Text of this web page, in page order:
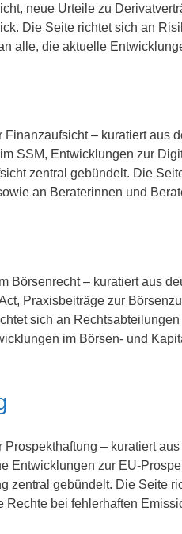
neue Urteile zu
Die Seite richtet sich an
alle, die aktuelle
– kuratiert
SSM, Entwicklungen zur
zentral gebündelt. Die
an Beraterinnen und
Börsenrecht – kuratiert aus
Praxisbeiträge zur
sich an
im Börsen- und
– kuratiert
Entwicklungen zur EU-
zentral gebündelt. Die Seite
bei fehlerhaften